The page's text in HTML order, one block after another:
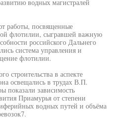
водных магистралей
работы, посвященные
флотилии, сыгравшей важную
российского Дальнего
система управления и
флотилии.
строительства в аспекте
освещались в трудах В.П.
показали зависимость
Приамурья от степени
водных путей и объёма